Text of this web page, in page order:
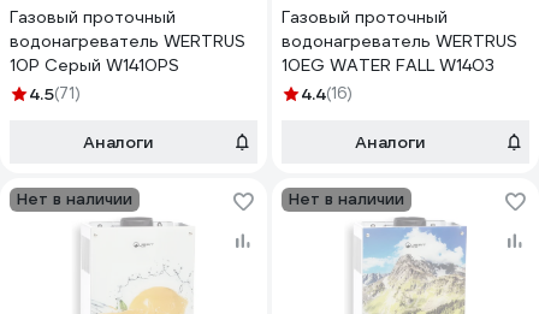
Газовый проточный
водонагреватель WERTRUS
10Р Серый W1410PS
4.5(71)
Аналоги
Газовый проточный
водонагреватель WERTRUS
10EG WATER FALL W1403
4.4(16)
Аналоги
Нет в наличии Нет в наличии